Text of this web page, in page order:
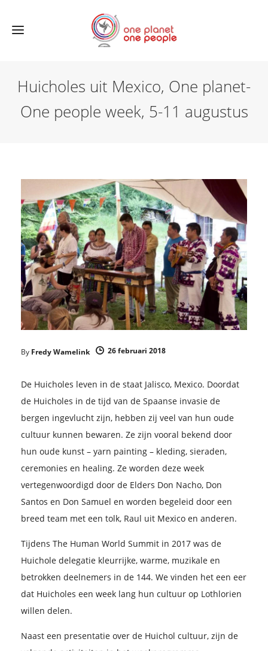
Huicholes uit Mexico, One planet-
One people week, 5-11 augustus
By Fredy Wamelink 26 februari 2018
De Huicholes leven in de staat Jalisco, Mexico. Doordat
de Huicholes in de tijd van de Spaanse invasie de
bergen ingevlucht zijn, hebben zij veel van hun oude
cultuur kunnen bewaren. Ze zijn vooral bekend door
hun oude kunst – yarn painting – kleding, sieraden,
ceremonies en healing. Ze worden deze week
vertegenwoordigd door de Elders Don Nacho, Don
Santos en Don Samuel en worden begeleid door een
breed team met een tolk, Raul uit Mexico en anderen.
Tijdens The Human World Summit in 2017 was de
Huichole delegatie kleurrijke, warme, muzikale en
betrokken deelnemers in de 144. We vinden het een eer
dat Huicholes een week lang hun cultuur op Lothlorien
willen delen.
Naast een presentatie over de Huichol cultuur, zijn de